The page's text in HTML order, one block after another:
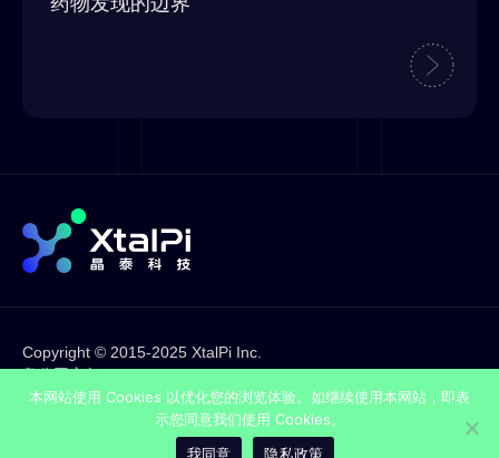
Copyright © 2015-2025 XtalPi Inc.
粤公网安备44030002001636
粤ICP备17120953号
本网站使用 Cookies 以优化您的浏览体验。如继续使用本网站，即表
示您同意我们使用 Cookies。
我同意
隐私政策